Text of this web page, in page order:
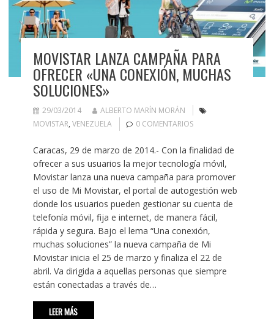
MOVISTAR LANZA CAMPAÑA PARA
OFRECER «UNA CONEXIÓN, MUCHAS
SOLUCIONES»
29/03/2014
ALBERTO MARÍN MORÁN
MOVISTAR, VENEZUELA 0 COMENTARIOS
Caracas, 29 de marzo de 2014.- Con la finalidad de
ofrecer a sus usuarios la mejor tecnología móvil,
Movistar lanza una nueva campaña para promover
el uso de Mi Movistar, el portal de autogestión web
donde los usuarios pueden gestionar su cuenta de
telefonía móvil, fija e internet, de manera fácil,
rápida y segura. Bajo el lema “Una conexión,
muchas soluciones” la nueva campaña de Mi
Movistar inicia el 25 de marzo y finaliza el 22 de
abril. Va dirigida a aquellas personas que siempre
están conectadas a través de…
LEER MÁS